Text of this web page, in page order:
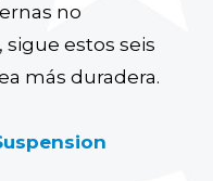
no
estos seis
más duradera.